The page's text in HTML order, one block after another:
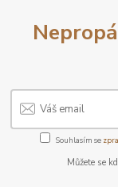
Souhlasím se
Můžete se